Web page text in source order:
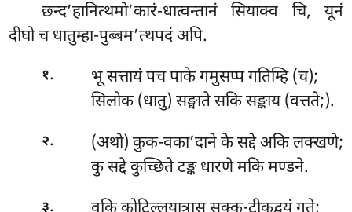
छन्द’हानित्थमो’कारं-धात्वन्तानंसियाक्व चि, यूनं
दीघो च धातुम्हा-पुब्बम’त्थपदं अपि.
१.
भू सत्तायं पच पाके गमुसप्प गतिम्हि (च);
सिलोक (धातु) सङ्घाते सकि सङ्काय (वत्तते;).
२.
(अथो) कुक-वका’दाने के सद्दे अकि लक्खणे;
कु सद्दे कुच्छिते टङ्क धारणे मकि मण्डने.
३.